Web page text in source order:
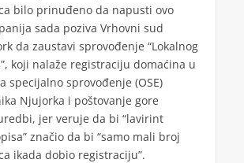
bilo prinuđeno da napusti ovo
sada poziva Vrhovni sud
da zaustavi sprovođenje “Lokalnog
koji nalaže registraciju domaćina u
specijalno sprovođenje (OSE)
Njujorka i poštovanje gore
jer veruje da bi “lavirint
značio da bi “samo mali broj
ikada dobio registraciju”.